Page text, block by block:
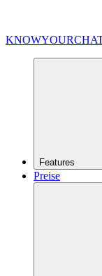
Features
Preise